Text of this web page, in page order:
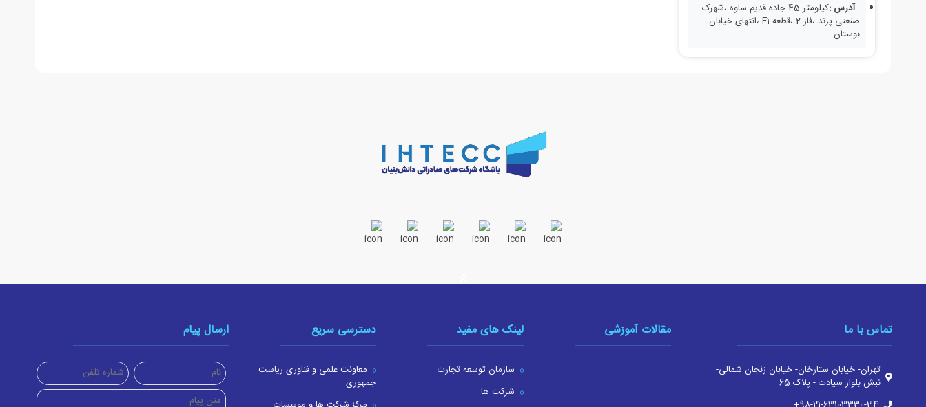
آدرس :
کیلومتر 45 جاده قدیم ساوه ،شهرک
صنعتی پرند ،فاز 2 ،قطعه F1 ،انتهای خیابان
بوستان
تماس با ما
تهران- خیابان ستارخان- خیابان زنجان شمالی-
نبش بلوار سیادت - پلاک 65
مقالات آموزشی لینک های مفید
سازمان توسعه تجارت
شرکت ها
دسترسی سریع
معاونت علمی و فناوری ریاست
جمهوری
ارسال پیام